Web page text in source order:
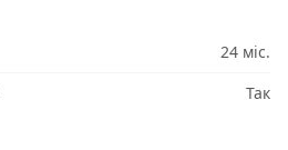
24 міс.
Так